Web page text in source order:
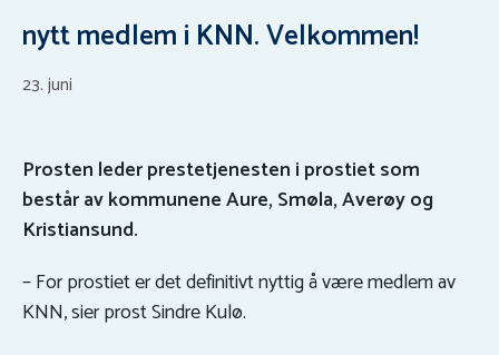
nytt medlem i KNN. Velkommen!
23. juni
Prosten leder prestetjenesten i prostiet som
består av kommunene Aure, Smøla, Averøy og
Kristiansund.
– For prostiet er det definitivt nyttig å være medlem av
KNN, sier prost Sindre Kulø.